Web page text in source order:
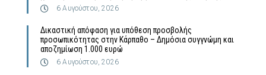
6 Αυγούστου, 2026
Δικαστική απόφαση για υπόθεση προσβολής
προσωπικότητας στην Κάρπαθο – Δημόσια συγγνώμη και
αποζημίωση 1.000 ευρώ
6 Αυγούστου, 2026